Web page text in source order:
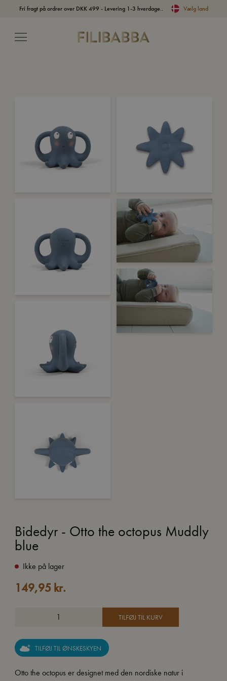
Fri fragt på ordrer over DKK 499 - Levering 1-3 hverdage.. Vælg land
Bidedyr - Otto the octopus Muddly
blue
Ikke på lager
149,95 kr.
TILFØJ TIL KURV
TILFØJ TIL ØNSKESKYEN
Otto the octopus er designet med den nordiske natur i